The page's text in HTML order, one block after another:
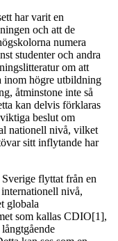
har varit en
och att de
numera
studenter och andra
om att
inom högre utbildning
åtminstone inte så
kan delvis förklaras
beslut om
nationell nivå, vilket
sitt inflytande har
flyttat från en
nivå,
globala
som kallas CDIO[1],